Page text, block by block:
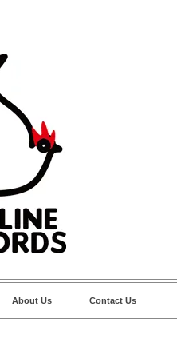
About Us Contact Us